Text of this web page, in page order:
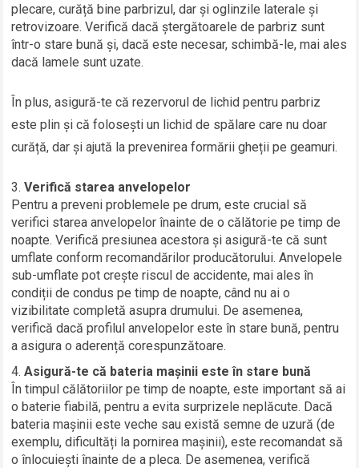
plecare, curăță bine parbrizul, dar și oglinzile laterale și
retrovizoare. Verifică dacă ștergătoarele de parbriz sunt
într-o stare bună și, dacă este necesar, schimbă-le, mai ales
dacă lamele sunt uzate.
În plus, asigură-te că rezervorul de lichid pentru parbriz
este plin și că folosești un lichid de spălare care nu doar
curăță, dar și ajută la prevenirea formării gheții pe geamuri.
Verifică starea anvelopelor
Pentru a preveni problemele pe drum, este crucial să
verifici starea anvelopelor înainte de o călătorie pe timp de
noapte. Verifică presiunea acestora și asigură-te că sunt
umflate conform recomandărilor producătorului. Anvelopele
sub-umflate pot crește riscul de accidente, mai ales în
condiții de condus pe timp de noapte, când nu ai o
vizibilitate completă asupra drumului. De asemenea,
verifică dacă profilul anvelopelor este în stare bună, pentru
a asigura o aderență corespunzătoare.
Asigură-te că bateria mașinii este în stare bună
În timpul călătoriilor pe timp de noapte, este important să ai
o baterie fiabilă, pentru a evita surprizele neplăcute. Dacă
bateria mașinii este veche sau există semne de uzură (de
exemplu, dificultăți la pornirea mașinii), este recomandat să
o înlocuiești înainte de a pleca. De asemenea, verifică